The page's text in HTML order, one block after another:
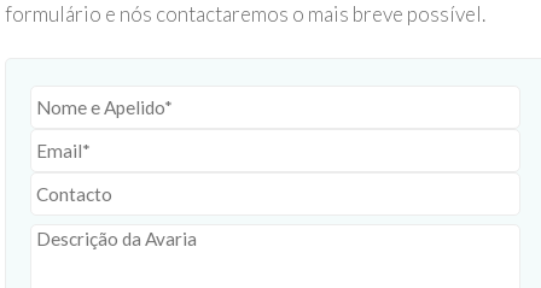
formulário e nós contactaremos o mais breve possível.